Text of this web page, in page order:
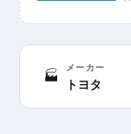
🏭
メーカー
トヨタ